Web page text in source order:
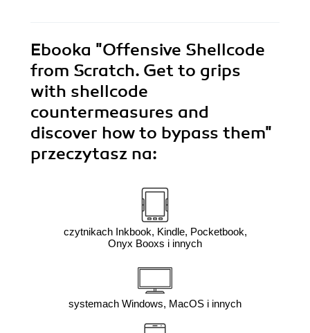
Ebooka "Offensive Shellcode
from Scratch. Get to grips
with shellcode
countermeasures and
discover how to bypass them"
przeczytasz na:
czytnikach Inkbook, Kindle, Pocketbook,
Onyx Booxs i innych
systemach Windows, MacOS i innych